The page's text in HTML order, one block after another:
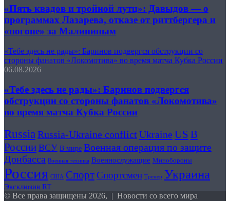
«Пять квадов и тройной лутц»: Давыдов — о
программах Лазарева, отказе от риттбергера и
«погоне» за Малининым
«Тебе здесь не рады»: Баринов подвергся обструкции со
стороны фанатов «Локомотива» во время матча Кубка России
06.08.2026
«Тебе здесь не рады»: Баринов подвергся
обструкции со стороны фанатов «Локомотива»
во время матча Кубка России
RussiaRussia-Ukraine conflictUkraine US В
России ВСУ В мире Военная операция по защите
Донбасса Военная техника Военнослужащие Минобороны
Россия США СпортСпортсмен Тренер Украина
Эксклюзив RT
© Все права защищены 2026, | Новости со всего мира